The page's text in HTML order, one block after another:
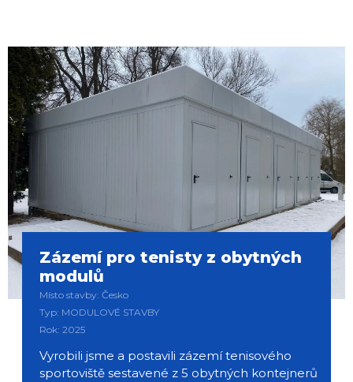
Zázemí pro tenisty z obytných
modulů
Místo stavby: Česko
Typ: MODULOVÉ STAVBY
Rok: 2025
Vyrobili jsme a postavili zázemí tenisového
sportoviště sestavené z 5 obytných kontejnerů